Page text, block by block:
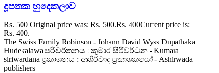
දූපතක හුදෙකලාව
Rs.500 Original price was: Rs. 500.Rs. 400Current price is:
Rs. 400.
The Swiss Family Robinson - Johann David Wyss Dupathaka
Hudekalawa පරිවර්තනය : කුමාර සිරිවර්ධන - Kumara
siriwardana ප්‍රකාශනය : ආශිර්වාද ප්‍රකාශකයෝ - Ashirwada
publishers